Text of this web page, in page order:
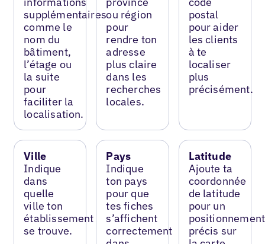
supplémentaires
comme le
nom du
bâtiment,
l’étage ou
la suite
pour
faciliter la
localisation.
ou région
pour
rendre ton
adresse
plus claire
dans les
recherches
locales.
postal
pour aider
les clients
à te
localiser
plus
précisément.
Ville
Indique
dans
quelle
ville ton
établissement
se trouve.
Pays
Indique
ton pays
pour que
tes fiches
s’affichent
correctement
Latitude
Ajoute ta
coordonnée
de latitude
pour un
positionnement
précis sur